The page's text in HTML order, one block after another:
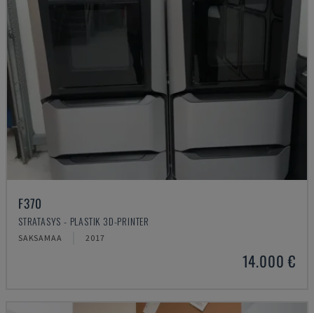
F370
STRATASYS - PLASTIK 3D-PRINTER
SAKSAMAA 2017
14.000 €